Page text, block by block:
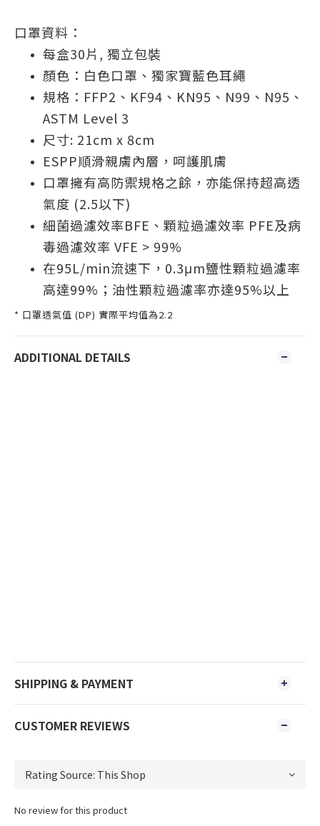
口罩資料：
每盒30片, 獨立包裝
顏色：白色口罩、獨家寶藍色耳繩
規格： FFP2、KF94、KN95、N99、N95、
ASTM Level 3
尺寸: 21cm x 8cm
ESPP順滑親膚內層，呵護肌膚
口罩擁有高防禦規格之餘，亦能保持超高透
氣度 (2.5以下)
細菌過濾效率BFE、顆粒過濾效率 PFE及病
毒過濾效率 VFE > 99%
在95L/min流速下，0.3μm鹽性顆粒過濾率
高達99%；油性顆粒過濾率亦達95%以上
* 口罩透氣值 (DP) 實際平均值為2.2
ADDITIONAL DETAILS
SHIPPING & PAYMENT
CUSTOMER REVIEWS
No review for this product